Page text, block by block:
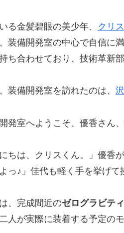
る金髪碧眼の美少年、 クリ
装備開発室の中心で自信に
ち合わせており、技術革新
装備開発室を訪れたのは、
開発室へようこそ、優香さん
にちは、クリスくん。」優香
っ♪」佳代も軽く手を挙げて
は、完成間近のゼログラビテ
人が実際に装着する予定のモ